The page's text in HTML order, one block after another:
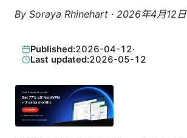
By Soraya Rhinehart · 2026年4月12日
Published:2026-04-12·
Last updated:2026-05-12